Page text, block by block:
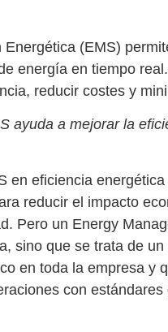
(EMS)
energía en tiempo
reducir costes y
ayuda a mejorar la
en eficiencia energética
reducir el impacto
Pero un Energy
sino que se trata de
en toda la empresa y
con estándares